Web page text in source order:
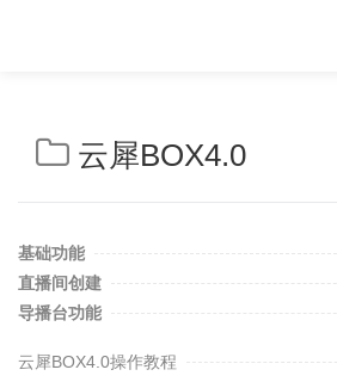
云犀BOX4.0
基础功能
直播间创建
导播台功能
云犀BOX4.0操作教程